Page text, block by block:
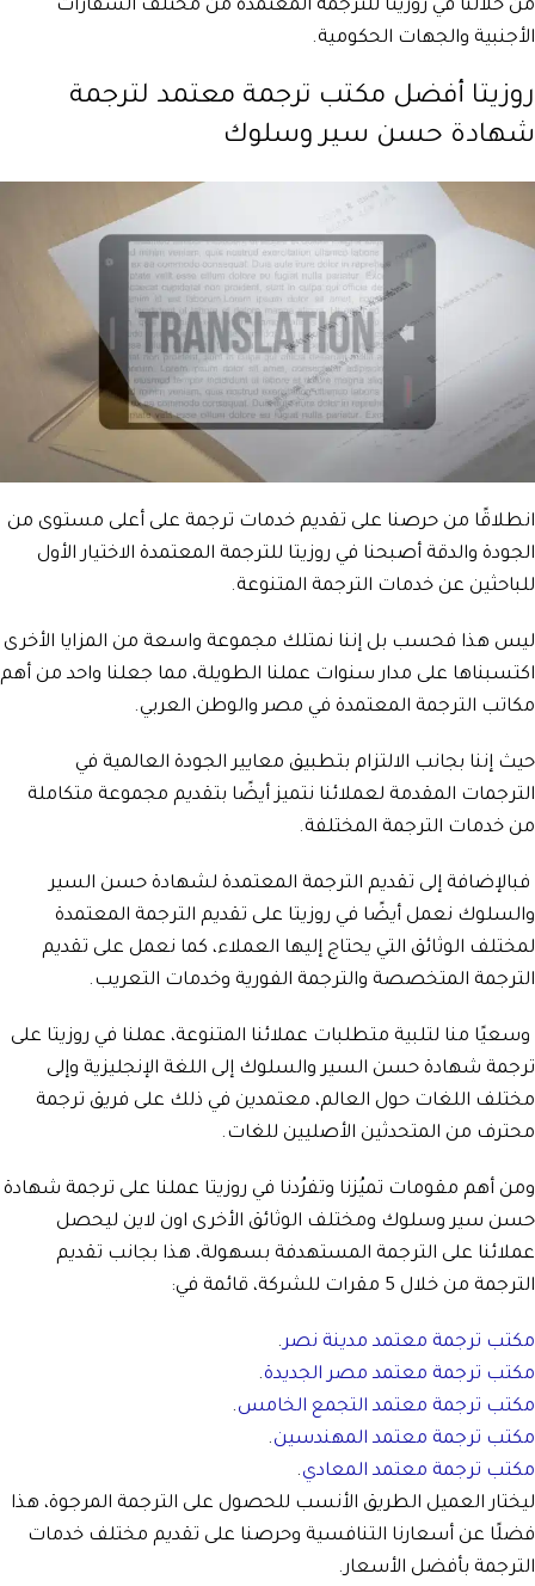
من خلالنا في روزيتا للترجمة المعتمدة من مختلف السفارات
الأجنبية والجهات الحكومية.
روزيتا أفضل مكتب ترجمة معتمد لترجمة
شهادة حسن سير وسلوك
انطلاقًا من حرصنا على تقديم خدمات ترجمة على أعلى مستوى من
الجودة والدقة أصبحنا في روزيتا للترجمة المعتمدة الاختيار الأول
للباحثين عن خدمات الترجمة المتنوعة.
ليس هذا فحسب بل إننا نمتلك مجموعة واسعة من المزايا الأخرى
اكتسبناها على مدار سنوات عملنا الطويلة، مما جعلنا واحد من أهم
مكاتب الترجمة المعتمدة في مصر والوطن العربي.
حيث إننا بجانب الالتزام بتطبيق معايير الجودة العالمية في
الترجمات المقدمة لعملائنا نتميز أيضًا بتقديم مجموعة متكاملة
من خدمات الترجمة المختلفة.
فبالإضافة إلى تقديم الترجمة المعتمدة لشهادة حسن السير
والسلوك نعمل أيضًا في روزيتا على تقديم الترجمة المعتمدة
لمختلف الوثائق التي يحتاج إليها العملاء، كما نعمل على تقديم
الترجمة المتخصصة والترجمة الفورية وخدمات التعريب.
وسعيًا منا لتلبية متطلبات عملائنا المتنوعة، عملنا في روزيتا على
ترجمة شهادة حسن السير والسلوك إلى اللغة الإنجليزية وإلى
مختلف اللغات حول العالم، معتمدين في ذلك على فريق ترجمة
محترف من المتحدثين الأصليين للغات.
ومن أهم مقومات تميُزنا وتفرُدنا في روزيتا عملنا على ترجمة شهادة
حسن سير وسلوك ومختلف الوثائق الأخرى اون لاين ليحصل
عملائنا على الترجمة المستهدفة بسهولة، هذا بجانب تقديم
الترجمة من خلال 5 مقرات للشركة، قائمة في:
مكتب ترجمة معتمد مدينة نصر.
مكتب ترجمة معتمد مصر الجديدة.
مكتب ترجمة معتمد التجمع الخامس.
مكتب ترجمة معتمد المهندسين.
مكتب ترجمة معتمد المعادي.
ليختار العميل الطريق الأنسب للحصول على الترجمة المرجوة، هذا
فضلًا عن أسعارنا التنافسية وحرصنا على تقديم مختلف خدمات
الترجمة بأفضل الأسعار.